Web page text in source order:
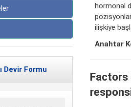
Devir Formu
hormonal
ilişkiye
Anahtar